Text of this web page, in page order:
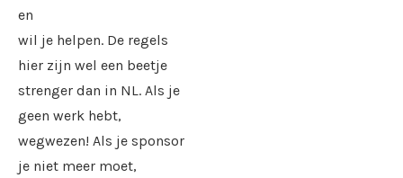
en
wil je helpen. De regels
hier zijn wel een beetje
strenger dan in NL. Als je
geen werk hebt,
wegwezen! Als je sponsor
je niet meer moet,